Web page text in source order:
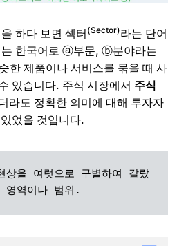
하다 보면 섹터 (Sector)라는 단어
는 한국어로 ⓐ부문, ⓑ분야라는
한 제품이나 서비스를 묶을 때 사
있습니다. 주식 시장에서 주식
라도 정확한 의미에 대해 투자자
었을 것입니다.
을 여럿으로 구별하여 갈랐
역이나 범위.